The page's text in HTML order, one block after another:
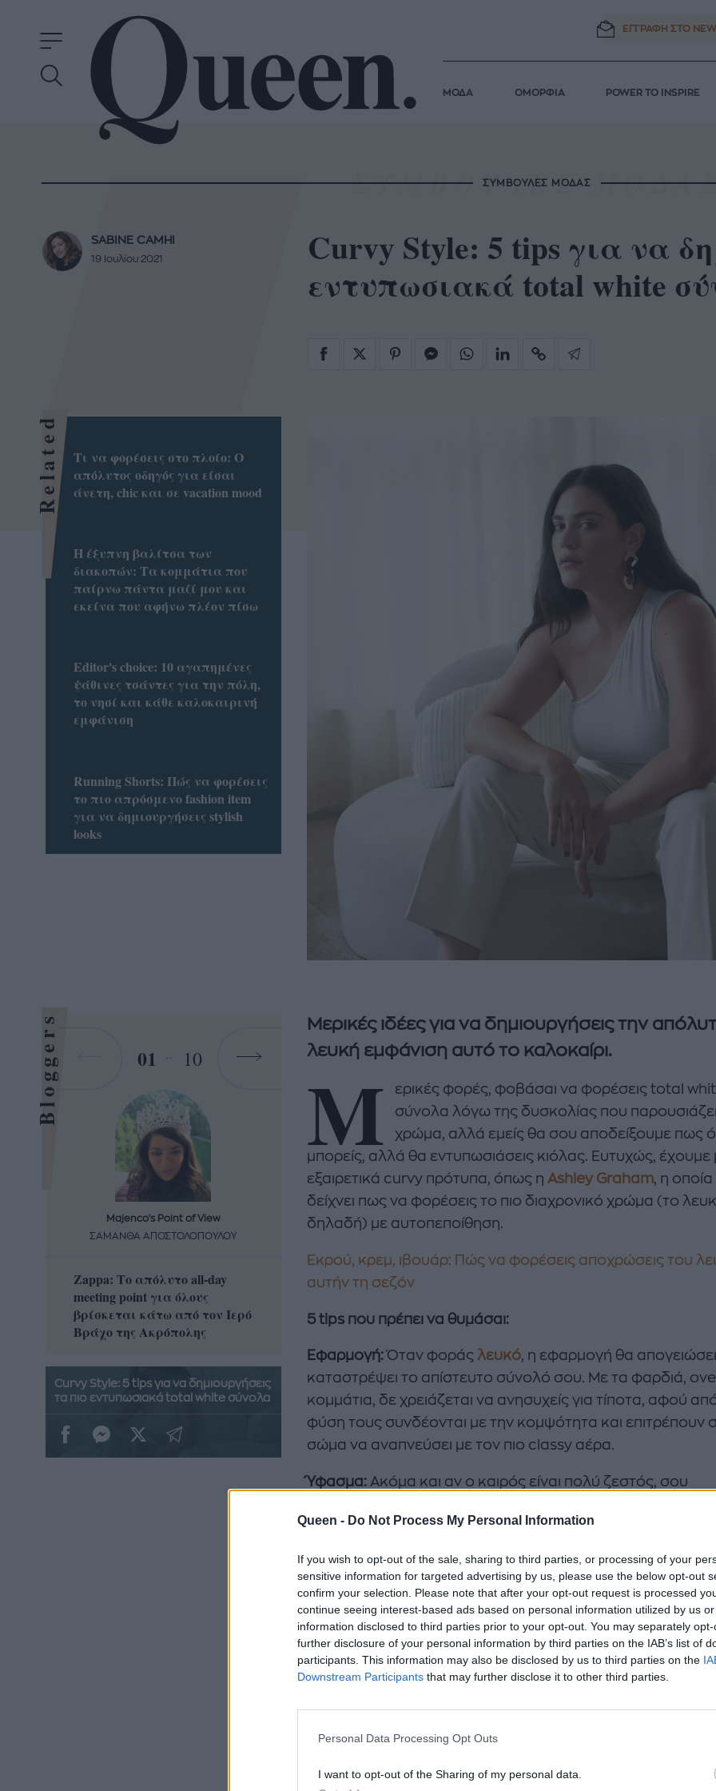
Queen - Do Not Process My Personal Information
If you wish to opt-out of the sale, sharing to third parties, or processing of your
sensitive information for targeted advertising by us, please use the below opt-out
confirm your selection. Please note that after your opt-out request is processed
continue seeing interest-based ads based on personal information utilized by us
information disclosed to third parties prior to your opt-out. You may separately
further disclosure of your personal information by third parties on the IAB’s list of
participants. This information may also be disclosed by us to third parties on the
Downstream Participants that may further disclose it to other third parties.
Personal Data Processing Opt Outs
I want to opt-out of the Sharing of my personal data.
ΕΓΓΡΑΦΗ ΣΤΟ
ΜΟΔΑ ΟΜΟΡΦΙΑ POWER TO INSPIRE
ΣΥΜΒΟΥΛΕΣ ΜΟΔΑΣ
Curvy Style: 5 tips για να
εντυπωσιακά total white
SABINE CAMHI
19 Ιουλίου 2021
Μερικές ιδέες για να δημιουργήσεις την
λευκή εμφάνιση αυτό το καλοκαίρι.
Μ
ερικές φορές, φοβάσαι να φορέσεις total
σύνολα λόγω της δυσκολίας που
χρώμα, αλλά εμείς θα σου αποδείξουμε πως
μπορείς, αλλά θα εντυπωσιάσεις κιόλας. Ευτυχώς, έχουμε
εξαιρετικά curvy πρότυπα, όπως η Ashley Graham, η
δείχνει πως να φορέσεις το πιο διαχρονικό χρώμα (το
δηλαδή) με αυτοπεποίθηση.
Εκρού, κρεμ, ιβουάρ: Πώς να φορέσεις αποχρώσεις του
αυτήν τη σεζόν
5 tips που πρέπει να θυμάσαι:
Εφαρμογή:Όταν φοράς λευκό, η εφαρμογή θα
καταστρέψει το απίστευτο σύνολό σου. Με τα φαρδιά,
κομμάτια, δε χρειάζεται να ανησυχείς για τίποτα, αφού
φύση τους συνδέονται με την κομψότητα και επιτρέπουν
σώμα να αναπνεύσει με τον πιο classy αέρα.
Ύφασμα: Ακόμα και αν ο καιρός είναι πολύ ζεστός, σου
ύφασμα. Το λεπτό λευκό ύφασμα θα διαγράψει το
Related
Τι να φορέσεις στο πλοίο: Ο
απόλυτος οδηγός για είσαι
άνετη, chic και σε vacation mood
Η έξυπνη βαλίτσα των
διακοπών: Τα κομμάτια που
παίρνω πάντα μαζί μου και
εκείνα που αφήνω πλέον πίσω
Editor's choice: 10 αγαπημένες
ψάθινες τσάντες για την πόλη,
το νησί και κάθε καλοκαιρινή
εμφάνιση
Running Shorts: Πώς να φορέσεις
το πιο απρόσμενο fashion item
για να δημιουργήσεις stylish
looks
Bloggers 01 10
Majenco's Point of View
ΣΑΜΑΝΘΑ ΑΠΟΣΤΟΛΟΠΟΥΛΟΥ
Zappa: Το απόλυτο all-day
meeting point για όλους
βρίσκεται κάτω από τον Ιερό
Βράχο της Ακρόπολης
Majenco's Point of View
Η απόλυτη καλοκαιρινή
καρπούζι, φέτα και φράουλες
που θα λατρέψετε
Curvy Style: 5 tips για να δημιουργήσεις
τα πιο εντυπωσιακά total white σύνολα